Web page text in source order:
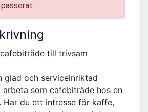
till trivsam
glad och serviceinriktad
arbeta som cafebiträde hos en
Har du ett intresse för kaffe,